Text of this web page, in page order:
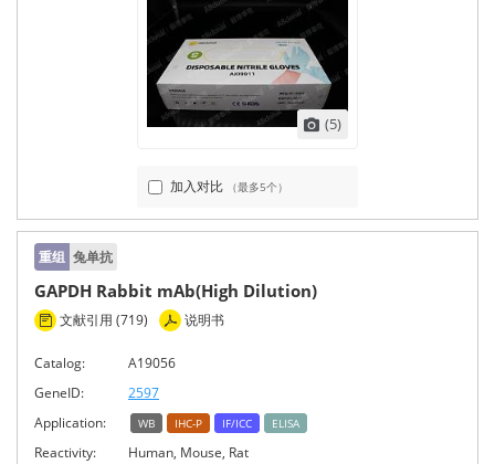
(5)
加入对比 （最多5个）
重组 兔单抗
GAPDH Rabbit mAb(High Dilution)
文献引用 (719) 说明书
Catalog:
A19056
GeneID:
2597
Application:
WB IHC-P IF/ICC ELISA
Reactivity:
Human, Mouse, Rat